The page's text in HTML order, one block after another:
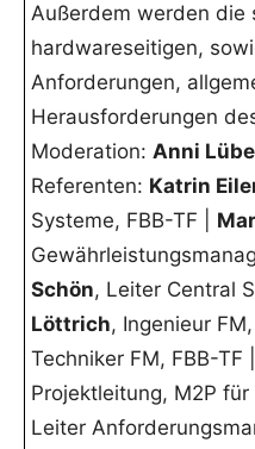
Außerdem werden die
hardwareseitigen,
Anforderungen,
Herausforderungen
Moderation: Anni
Referenten: Katrin
Systeme, FBB-TF |
Schön, Leiter Central
Löttrich, Ingenieur FM,
Techniker FM, FBB-TF |
Projektleitung, M2P für
Leiter